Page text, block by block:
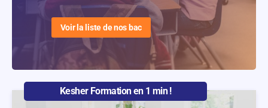
Voir la liste de nos bac
Kesher Formation en 1 min !